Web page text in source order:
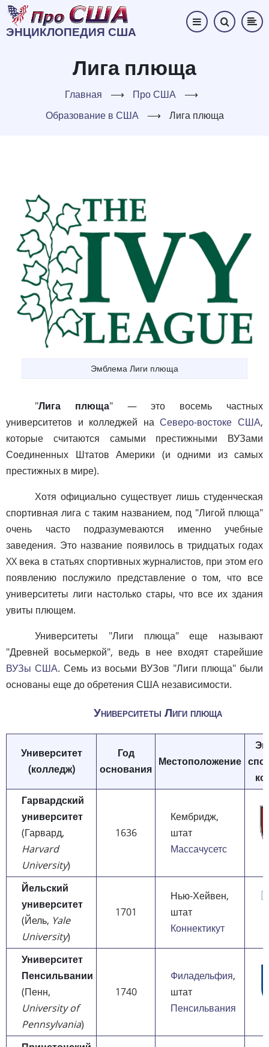
Перейти
основному
ЭНЦИКЛОПЕДИЯ США
Лига плюща
Главная ⟶ Про США
⟶
Образование в США
⟶ Лига плюща
Эмблема Лиги плюща
"Лига плюща" — это восемь частных
университетов и колледжей наСеверо-востоке США,
которые считаются самыми престижными ВУЗами
Соединенных Штатов Америки (и одними из самых
престижных в мире).
Хотя официально существует лишь студенческая
спортивная лига с таким названием, под "Лигой плюща"
очень часто подразумеваются именно учебные
заведения. Это название появилось в тридцатых годах
XX века в статьях спортивных журналистов, при этом его
появлению послужило представление о том, что все
университеты лиги настолько стары, что все их здания
увиты плющем.
Университеты "Лиги плюща" еще называют
"Древней восьмеркой", ведь в нее входят старейшие
ВУЗы США. Семь из восьми ВУЗов "Лиги плюща" были
основаны еще до обретения США независимости.
Университеты Лиги плюща
Университет
(колледж)
Год
основания
Местоположение
Гарвардский
университет
(Гарвард,
Harvard
University)
1636
Кембридж,
штат
Массачусетс
Йельский
университет
(Йель, Yale
University)
1701
Нью-Хейвен,
штат
Коннектикут
Университет
Пенсильвании
(Пенн,
University of
Pennsylvania)
1740
Филадельфия,
штат
Пенсильвания